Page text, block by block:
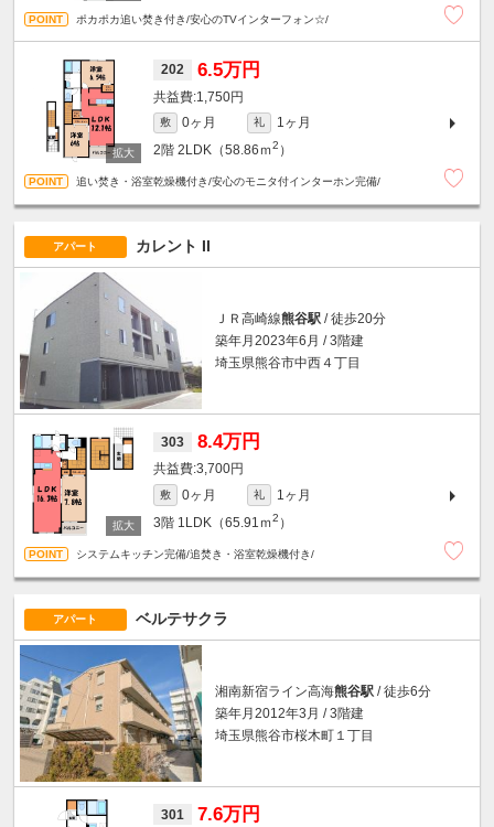
ポカポカ追い焚き付き/安心のTVインターフォン☆/
202 6.5万円
1,750円
敷 0ヶ月 礼
1ヶ月
2階 2LDK（58.86ｍ2 ）
追い焚き・浴室乾燥機付き/安心のモニタ付インターホン完備/
アパート カレント II
ＪＲ高崎線熊谷駅 / 徒歩20分
築年月2023年6月 / 3階建
埼玉県熊谷市中西４丁目
303 8.4万円
3,700円
敷 0ヶ月 礼
1ヶ月
3階 1LDK（65.91ｍ2 ）
システムキッチン完備/追焚き・浴室乾燥機付き/
アパート ベルテサクラ
湘南新宿ライン高海熊谷駅 / 徒歩6分
築年月2012年3月 / 3階建
埼玉県熊谷市桜木町１丁目
301 7.6万円